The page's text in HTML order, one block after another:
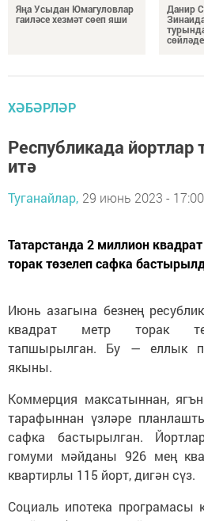
Яңа Усыдан Юмагуловлар
гаиләсе хезмәт сөеп яши
Данир
сөйләде
ХӘБӘРЛӘР
Республикада
итә
Туганайлар, 29 июнь 2023 - 17:00
Татарстанда 2 миллион
торак төзелеп сафка
Июнь азагына безнең
квадрат метр торак
тапшырылган. Бу — еллык
якыны.
Коммерция максатыннан,
тарафыннан үзләре
сафка бастырылган.
гомуми мәйданы 926 мең
квартирлы 115 йорт, дигән сүз.
Социаль ипотека